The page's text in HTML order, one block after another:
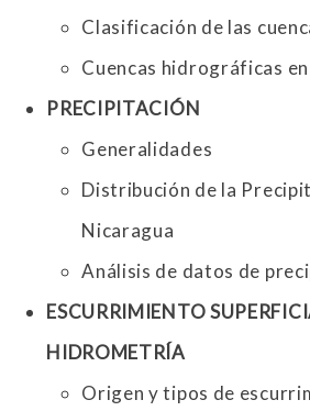
Clasificación de las
Cuencas hidrográficas
PRECIPITACIÓN
Generalidades
Distribución de la
Nicaragua
Análisis de datos de
ESCURRIMIENTO
HIDROMETRÍA
Origen y tipos de